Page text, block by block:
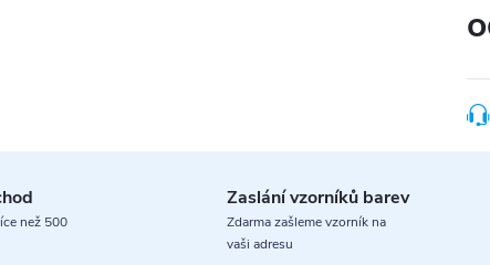
než 500
Zaslání vzorníků barev
Zdarma zašleme vzorník na
vaši adresu